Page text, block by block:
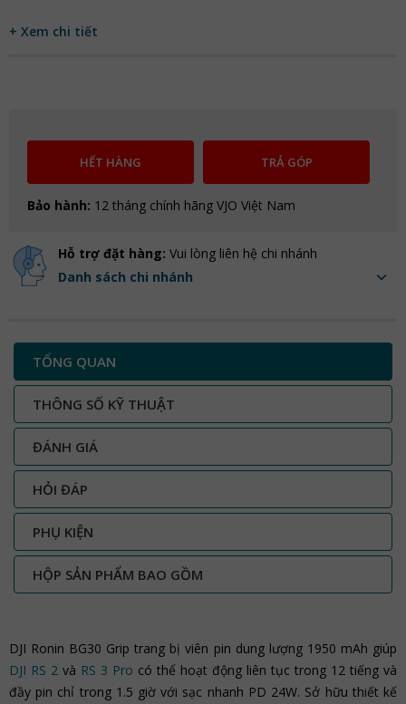
+ Xem chi tiết
HẾT HÀNG TRẢ GÓP
Bảo hành: 12 tháng chính hãng VJO Việt Nam
Hỗ trợ đặt hàng: Vui lòng liên hệ chi nhánh
Danh sách chi nhánh
TỔNG QUAN
THÔNG SỐ KỸ THUẬT
ĐÁNH GIÁ
HỎI ĐÁP
PHỤ KIỆN
HỘP SẢN PHẨM BAO GỒM
DJI Ronin BG30 Grip trang bị viên pin dung lượng 1950 mAh giúp
DJI RS 2 và RS 3 Pro có thể hoạt động liên tục trong 12 tiếng và
đầy pin chỉ trong 1.5 giờ với sạc nhanh PD 24W. Sở hữu thiết kế